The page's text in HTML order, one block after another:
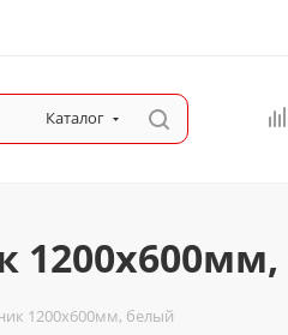
Каталог
1200x600мм, белый